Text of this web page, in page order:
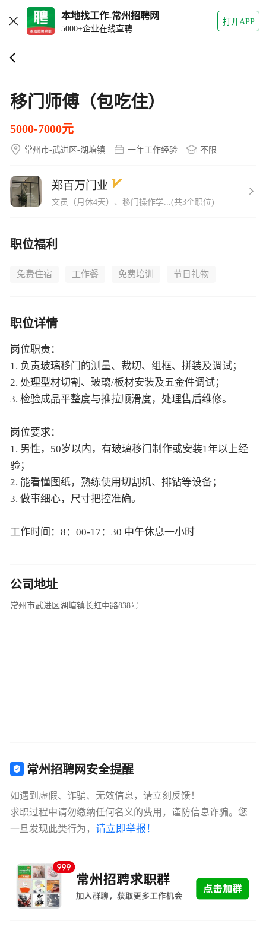
本地找工作-常州招聘网
5000+企业在线直聘
打开APP
移门师傅（包吃住）
5000-7000元
常州市-武进区-湖塘镇 一年工作经验 不限
郑百万门业
文员（月休4天）、移门操作学...(共3个职位)
职位福利
免费住宿 工作餐 免费培训 节日礼物
职位详情
岗位职责：
1. 负责玻璃移门的测量、裁切、组框、拼装及调试；
2. 处理型材切割、玻璃/板材安装及五金件调试；
3. 检验成品平整度与推拉顺滑度，处理售后维修。
岗位要求：
1. 男性，50岁以内，有玻璃移门制作或安装1年以上经
验；
2. 能看懂图纸，熟练使用切割机、排钻等设备；
3. 做事细心，尺寸把控准确。
工作时间：8：00-17：30 中午休息一小时
公司地址
常州市武进区湖塘镇长虹中路838号
常州招聘网安全提醒
如遇到虚假、诈骗、无效信息，请立刻反馈！
求职过程中请勿缴纳任何名义的费用，谨防信息诈骗。您
一旦发现此类行为， 请立即举报！